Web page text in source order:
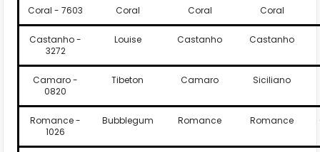
Coral - 7603 Coral Coral Coral
Castanho -
3272
Louise Castanho Castanho
Camaro -
0820
Tibeton Camaro Siciliano
Romance -
1026
Bubblegum Romance Romance